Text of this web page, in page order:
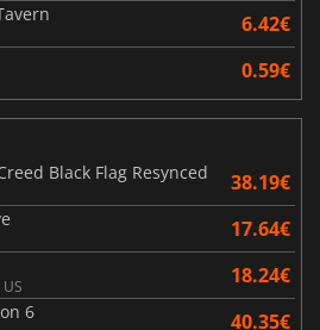
6.42€
0.59€
Black Flag Resynced
38.19€
17.64€
18.24€
6 40.35€